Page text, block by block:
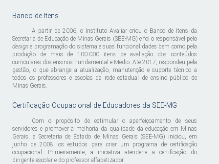
Banco de Itens
A partir de 2006, o Instituto Avaliar criou o Banco de Itens da
Secretaria de Educação de Minas Gerais (SEE-MG) e foi o responsável pelo
design e programação do sistema e suas funcionalidades bem como pela
produção de mais de 100.000 itens de avaliação dos conteúdos
curriculares dos ensinos Fundamental e Médio. Até 2017, respondeu pela
gestão, o que abrange a atualização, manutenção e suporte técnico a
todos os professores e escolas da rede estadual de ensino público de
Minas Gerais.
Certificação Ocupacional de Educadores da SEE-MG
Com o propósito de estimular o aperfeiçoamento de seus
servidores e promover a melhoria da qualidade da educação em Minas
Gerais, a Secretaria de Estado de Minas Gerais (SEE-MG) iniciou, em
junho de 2008, os estudos para criar um programa de certificação
ocupacional. Primeiramente, a iniciativa atenderia a certificação do
dirigente escolar e do professor alfabetizador.